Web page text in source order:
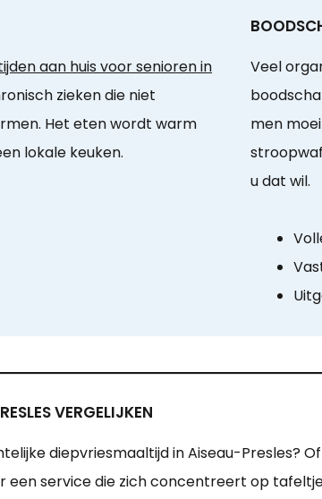
aan huis voor senioren in
zieken die niet
Het eten wordt warm
lokale keuken.
Veel
men
u dat wil.
VERGELIJKEN
diepvriesmaaltijd in Aiseau-Presles?
een service die zich concentreert op